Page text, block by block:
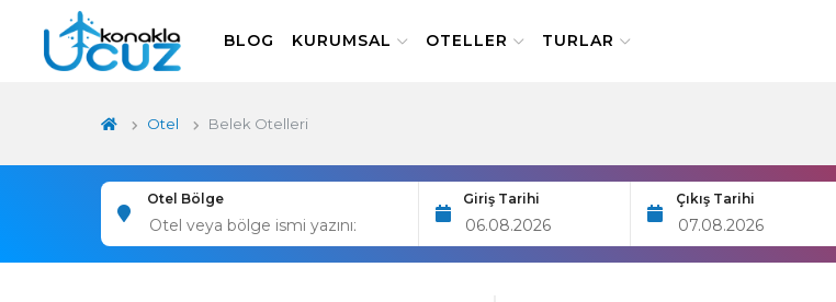
BLOG KURUMSAL OTELLER TURLAR
Otel Belek Otelleri
Otel Bölge Giriş Tarihi Çıkış Tarihi